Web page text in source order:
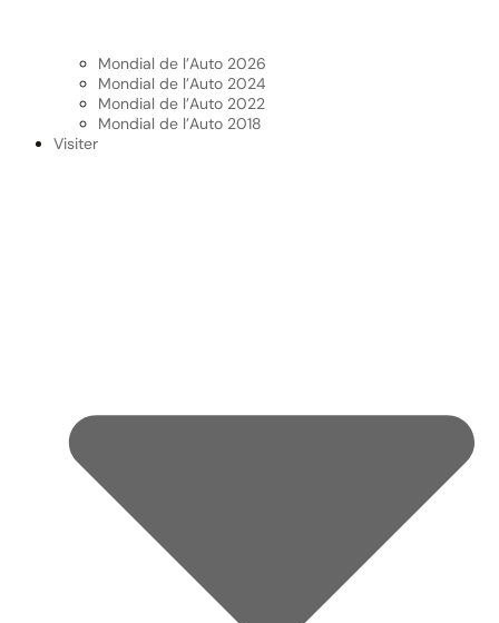
Mondial de l’Auto 2026
Mondial de l’Auto 2024
Mondial de l’Auto 2022
Mondial de l’Auto 2018
Visiter